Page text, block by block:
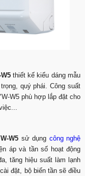
thiết kế kiểu dáng mẫu
quý phái. Công suất
W5 phù hợp lắp đặt cho
W5 sử dụng công nghệ
áp và tần số hoạt động
tăng hiệu suất làm lạnh
đặt, bộ biến tần sẽ điều